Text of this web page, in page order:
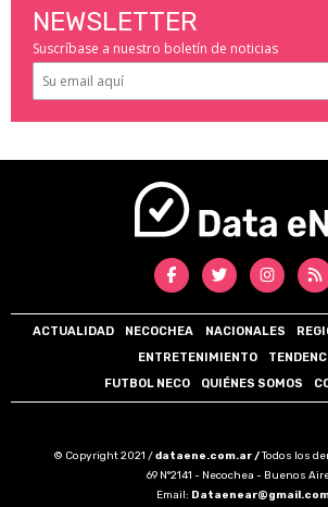
NEWSLETTER
Suscríbase a nuestro boletín de noticias
ACTUALIDAD NECOCHEA NACIONALES
ENTRETENIMIENTO
FUTBOL NECO
QUIÉNES SOMOS
© Copyright 2021 /dataene.com.ar /Todos los
69 N°2141 - Necochea - Buenos
Email: